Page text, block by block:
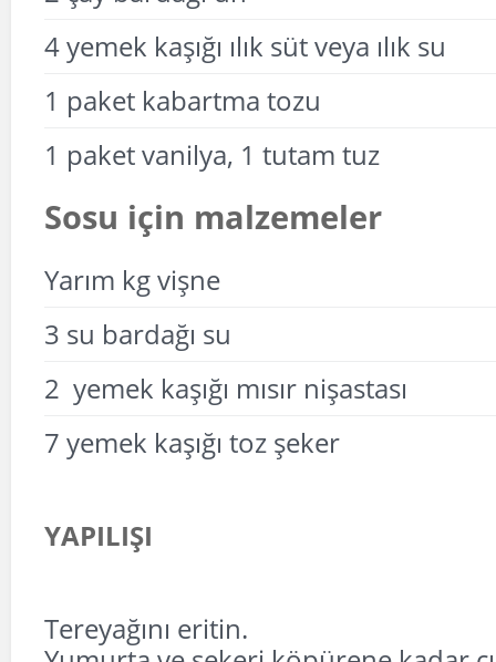
4 yemek kaşığı ılık süt veya ılık su
1 paket kabartma tozu
1 paket vanilya, 1 tutam tuz
Sosu için malzemeler
Yarım kg vişne
3 su bardağı su
2 yemek kaşığı mısır nişastası
7 yemek kaşığı toz şeker
YAPILIŞI
Tereyağını eritin.